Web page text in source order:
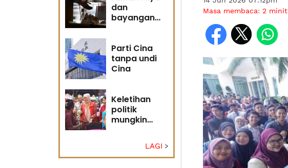
dan
bayangan
Parti Cina
tanpa undi
Cina
Keletihan
politik
mungkin
Penganalisis
LAGI
Masa membaca: 2 minit